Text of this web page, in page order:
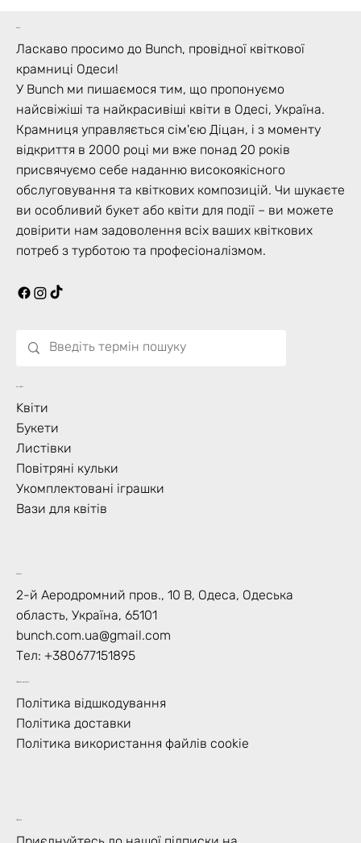
bunch
Ласкаво просимо до Bunch, провідної квіткової
крамниці Одеси!
У Bunch ми пишаємося тим, що пропонуємо
найсвіжіші та найкрасивіші квіти в Одесі, Україна.
Крамниця управляється сім'єю Діцан, і з моменту
відкриття в 2000 році ми вже понад 20 років
присвячуємо себе наданню високоякісного
обслуговування та квіткових композицій. Чи шукаєте
ви особливий букет або квіти для події – ви можете
довірити нам задоволення всіх ваших квіткових
потреб з турботою та професіоналізмом.
Що Цвіте?
Kвіти
Букети
Листівки
Повітряні кульки
Укомплектовані іграшки
Вази для квітів
Контакт
2-й Аеродромний пров., 10 В, Одеса, Одеська
область, Україна, 65101
bunch.com.ua@gmail.com
Тел: +380677151895
Правила магазину
Політика відшкодування
Політика доставки
Політика використання файлів cookie
Підписка